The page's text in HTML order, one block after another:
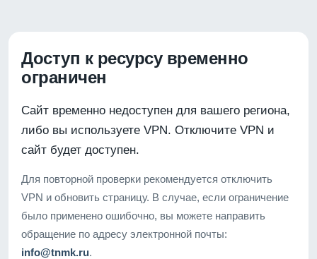
Доступ к ресурсу временно
ограничен
Сайт временно недоступен для вашего региона,
либо вы используете VPN. Отключите VPN и
сайт будет доступен.
Для повторной проверки рекомендуется отключить
VPN и обновить страницу. В случае, если ограничение
было применено ошибочно, вы можете направить
обращение по адресу электронной почты:
info@tnmk.ru.